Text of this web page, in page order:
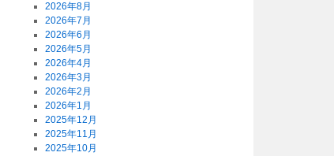
2026年8月
2026年7月
2026年6月
2026年5月
2026年4月
2026年3月
2026年2月
2026年1月
2025年12月
2025年11月
2025年10月